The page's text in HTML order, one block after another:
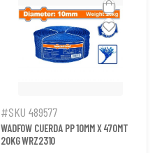
#SKU 489577
WADFOW CUERDA PP 10MM X 470MT
20KG WRZ2310